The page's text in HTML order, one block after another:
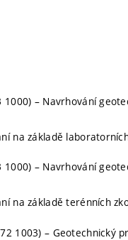
1000) – Navrhování
na základě
1000) – Navrhování
na základě terénních
1003) – Geotechnický